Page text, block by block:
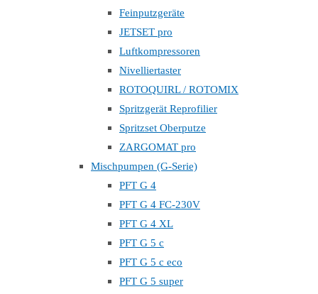
Feinputzgeräte
JETSET pro
Luftkompressoren
Nivelliertaster
ROTOQUIRL / ROTOMIX
Spritzgerät Reprofilier
Spritzset Oberputze
ZARGOMAT pro
Mischpumpen (G-Serie)
PFT G 4
PFT G 4 FC-230V
PFT G 4 XL
PFT G 5 c
PFT G 5 c eco
PFT G 5 super